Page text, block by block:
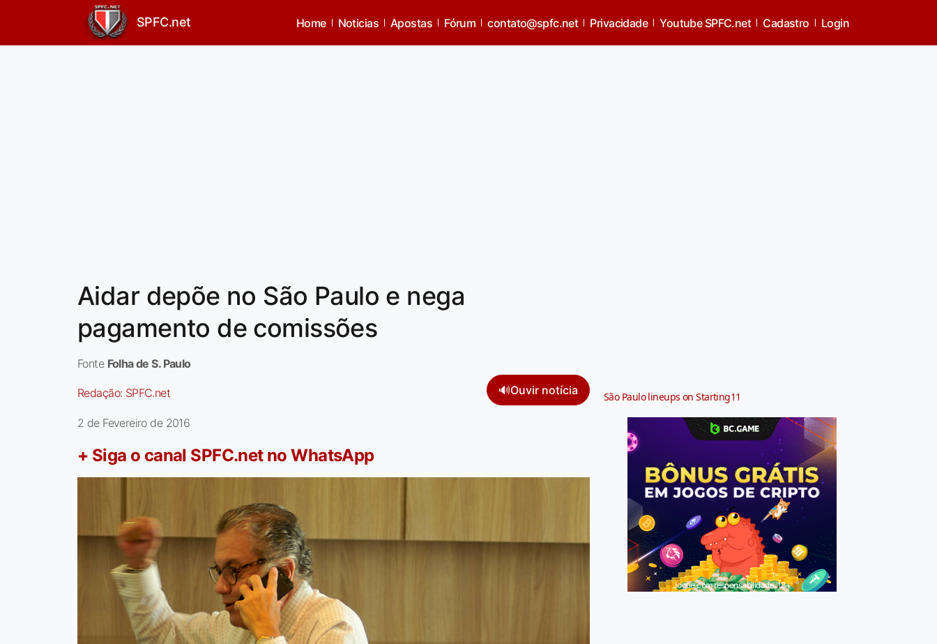
SPFC.net Home Noticias Apostas Fórum contato@spfc.net Privacidade Youtube SPFC.net Cadastro Login
Aidar depõe no São Paulo e nega
pagamento de comissões
Fonte Folha de S. Paulo
Redação: SPFC.net 🔊Ouvir notícia
2 de Fevereiro de 2016
+ Siga o canal SPFC.net no WhatsApp
São Paulo lineups on Starting11
Jogue com responsabilidade. 18+